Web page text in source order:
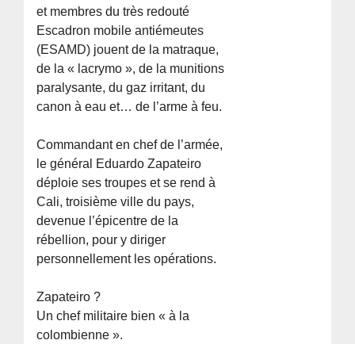
et membres du très redouté
Escadron mobile antiémeutes
(ESAMD) jouent de la matraque,
de la « lacrymo », de la munitions
paralysante, du gaz irritant, du
canon à eau et… de l’arme à feu.
Commandant en chef de l’armée,
le général Eduardo Zapateiro
déploie ses troupes et se rend à
Cali, troisième ville du pays,
devenue l’épicentre de la
rébellion, pour y diriger
personnellement les opérations.
Zapateiro ?
Un chef militaire bien « à la
colombienne ».